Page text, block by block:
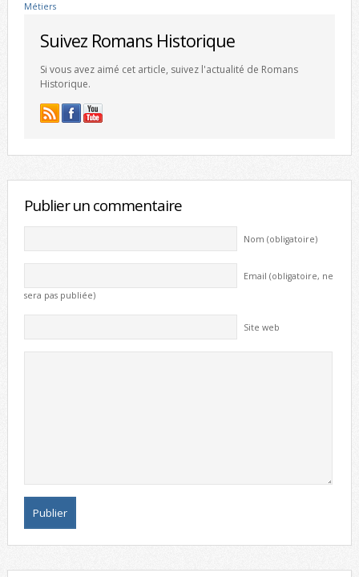
Métiers
Suivez Romans Historique
Si vous avez aimé cet article, suivez l'actualité de Romans
Historique.
Publier un commentaire
Nom (obligatoire)
Email (obligatoire, ne
sera pas publiée)
Site web